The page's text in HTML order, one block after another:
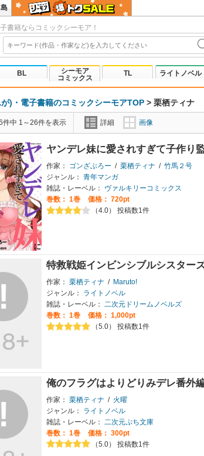
書籍ならコミックシーモア！
BL
シーモア
コミックス
TL ライトノベル
)・電子書籍のコミックシーモアTOP > 栗栖ティナ
件中 1～26件を表示 詳細 画像
ヤンデレ妹に愛されすぎて子作り
作家： ゴンざぶろー / 栗栖ティナ / 竹馬２号
ジャンル： 青年マンガ
雑誌・レーベル：
ヴァルキリーコミックス
巻数： 1巻
価格： 720pt
（4.0） 投稿数1件
特救戦姫インビンシブルシスター
作家： 栗栖ティナ / Maruto!
ジャンル：
ライトノベル
雑誌・レーベル： 二次元ドリームノベルズ
巻数： 1巻
価格： 1,000pt
（5.0） 投稿数1件
俺のフラグはよりどりみデレ番外
作家： 栗栖ティナ / 火曜
ジャンル：
ライトノベル
雑誌・レーベル：
二次元ぷち文庫
巻数： 1巻
価格： 300pt
（5.0） 投稿数1件